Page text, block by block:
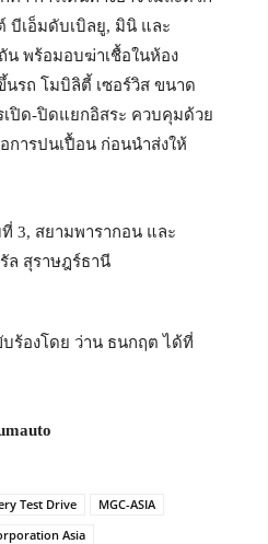
บีเอ็มดับเบิลยู, มินิ และ
น พร้อมอบฆ่าเชื้อในห้อง
รถ โมบิลิตี้ เซอร์วิส ขนาด
ปิด-ปิดแยกอิสระ ควบคุมด้วย
การปนเปื้อน ก่อนนำส่งให้
3, สยามพารากอน และ
ล สุราษฎร์ธานี
ร้องโดย ว่าน ธนกฤต ได้ที่
Test Drive
MGC-ASIA
Asia